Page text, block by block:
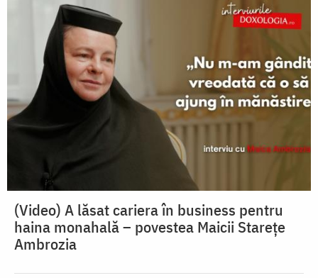
(Video) A lăsat cariera în business pentru
haina monahală – povestea Maicii Starețe
Ambrozia